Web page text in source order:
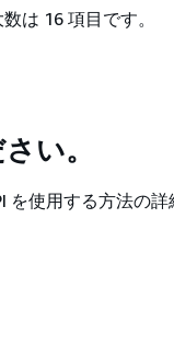
は 16 項目です。
い。
を使用する方法の